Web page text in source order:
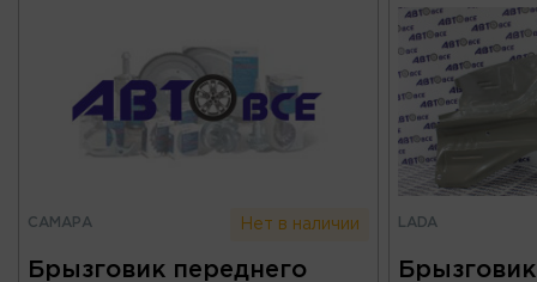
САМАРА Нет в наличии
Брызговик переднего
LADA